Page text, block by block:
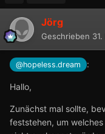
Jörg
Geschrieben
@hopeless.dream :
Hallo,
Zunächst mal sollte,
feststehen, um